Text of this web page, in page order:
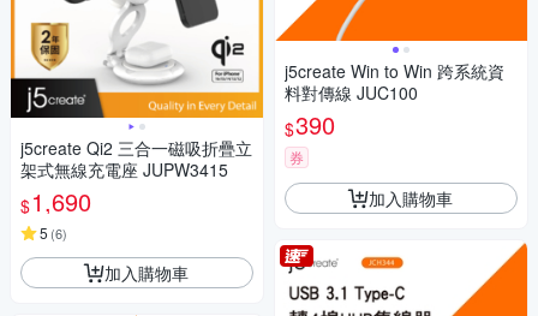
j5create Qi2 三合一磁吸折疊立
架式無線充電座 JUPW3415
$1,690
5 (6)
加入購物車
j5create Win to Win 跨系統資
料對傳線 JUC100
$390
券
加入購物車